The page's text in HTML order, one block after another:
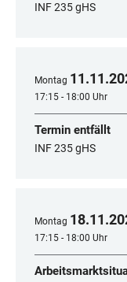
INF 235 gHS
Montag 11.11.
17:15 - 18:00 Uhr
Termin entfällt
INF 235 gHS
Montag 18.11.
17:15 - 18:00 Uhr